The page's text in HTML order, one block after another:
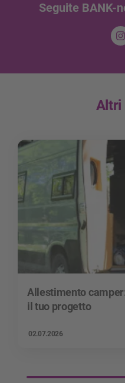
Seguite BANK-
Altri
Allestimento
il tuo progetto
02.07.2026